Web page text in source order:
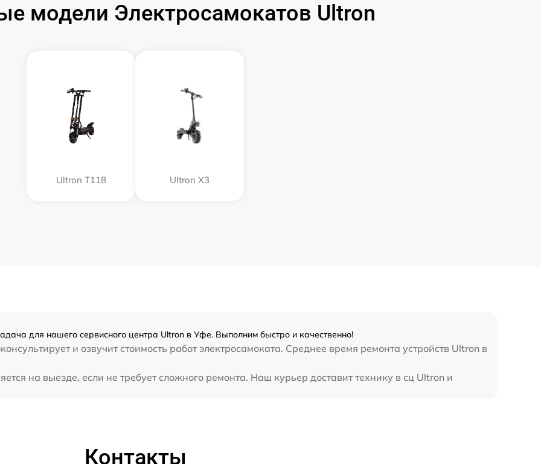
модели Электросамокатов Ultron
Ultron T118 Ultron X3
для нашего сервисного центра Ultron в Уфе. Выполним быстро и качественно!
и озвучит стоимость работ электросамоката. Среднее время ремонта устройств Ultron в
на выезде, если не требует сложного ремонта. Наш курьер доставит технику в сц Ultron и
Контакты